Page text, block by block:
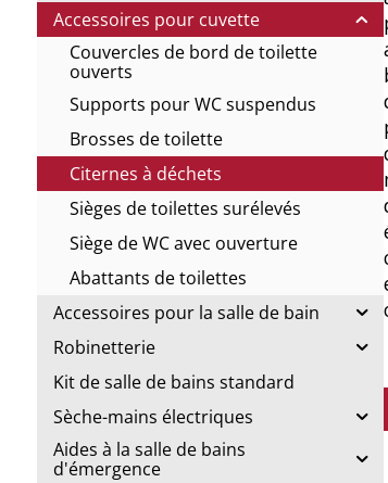
Accessoires pour cuvette
Couvercles de bord de toilette
ouverts
Supports pour WC suspendus
Brosses de toilette
Citernes à déchets
Sièges de toilettes surélevés
Siège de WC avec ouverture
Abattants de toilettes
Accessoires pour la salle de bain
Robinetterie
Kit de salle de bains standard
Sèche-mains électriques
Aides à la salle de bains
d'émergence